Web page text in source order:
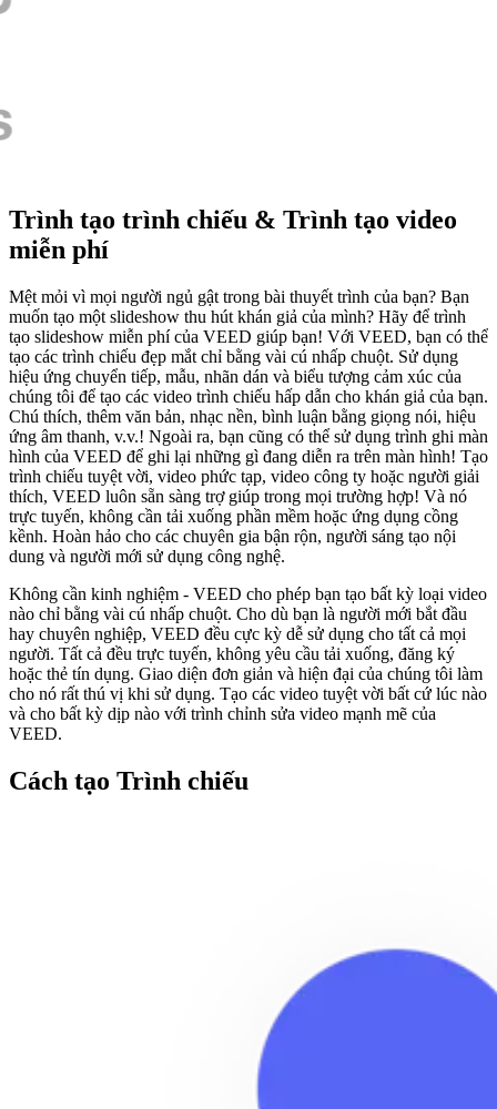
Trình tạo trình chiếu & Trình tạo video
miễn phí
Mệt mỏi vì mọi người ngủ gật trong bài thuyết trình của bạn? Bạn
muốn tạo một slideshow thu hút khán giả của mình? Hãy để trình
tạo slideshow miễn phí của VEED giúp bạn! Với VEED, bạn có thể
tạo các trình chiếu đẹp mắt chỉ bằng vài cú nhấp chuột. Sử dụng
hiệu ứng chuyển tiếp, mẫu, nhãn dán và biểu tượng cảm xúc của
chúng tôi để tạo các video trình chiếu hấp dẫn cho khán giả của bạn.
Chú thích, thêm văn bản, nhạc nền, bình luận bằng giọng nói, hiệu
ứng âm thanh, v.v.! Ngoài ra, bạn cũng có thể sử dụng trình ghi màn
hình của VEED để ghi lại những gì đang diễn ra trên màn hình! Tạo
trình chiếu tuyệt vời, video phức tạp, video công ty hoặc người giải
thích, VEED luôn sẵn sàng trợ giúp trong mọi trường hợp! Và nó
trực tuyến, không cần tải xuống phần mềm hoặc ứng dụng cồng
kềnh. Hoàn hảo cho các chuyên gia bận rộn, người sáng tạo nội
dung và người mới sử dụng công nghệ.
Không cần kinh nghiệm - VEED cho phép bạn tạo bất kỳ loại video
nào chỉ bằng vài cú nhấp chuột. Cho dù bạn là người mới bắt đầu
hay chuyên nghiệp, VEED đều cực kỳ dễ sử dụng cho tất cả mọi
người. Tất cả đều trực tuyến, không yêu cầu tải xuống, đăng ký
hoặc thẻ tín dụng. Giao diện đơn giản và hiện đại của chúng tôi làm
cho nó rất thú vị khi sử dụng. Tạo các video tuyệt vời bất cứ lúc nào
và cho bất kỳ dịp nào với trình chỉnh sửa video mạnh mẽ của
VEED.
Cách tạo Trình chiếu